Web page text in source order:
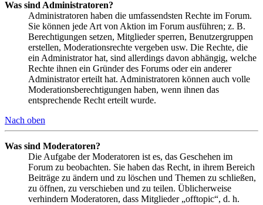
Was sind Administratoren?
Administratoren haben die umfassendsten Rechte im Forum.
Sie können jede Art von Aktion im Forum ausführen; z. B.
Berechtigungen setzen, Mitglieder sperren, Benutzergruppen
erstellen, Moderationsrechte vergeben usw. Die Rechte, die
ein Administrator hat, sind allerdings davon abhängig, welche
Rechte ihnen ein Gründer des Forums oder ein anderer
Administrator erteilt hat. Administratoren können auch volle
Moderationsberechtigungen haben, wenn ihnen das
entsprechende Recht erteilt wurde.
Nach oben
Was sind Moderatoren?
Die Aufgabe der Moderatoren ist es, das Geschehen im
Forum zu beobachten. Sie haben das Recht, in ihrem Bereich
Beiträge zu ändern und zu löschen und Themen zu schließen,
zu öffnen, zu verschieben und zu teilen. Üblicherweise
verhindern Moderatoren, dass Mitglieder „offtopic“, d. h.